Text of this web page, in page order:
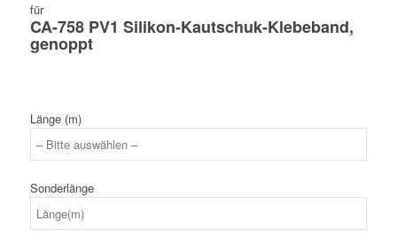
für
CA-758 PV1 Silikon-Kautschuk-Klebeband,
genoppt
Länge (m)
Sonderlänge